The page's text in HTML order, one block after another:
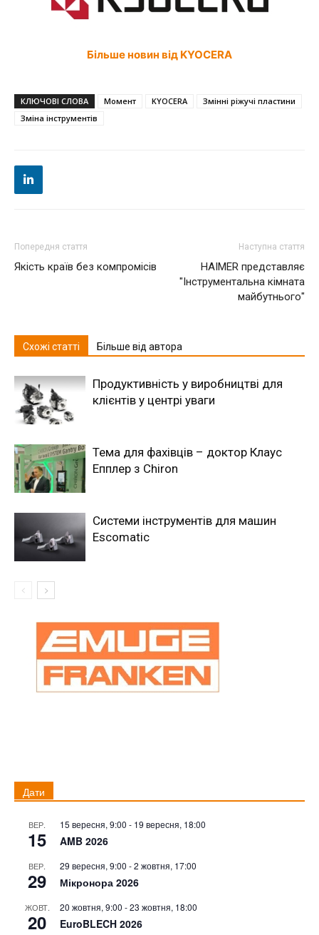
Більше новин від KYOCERA
КЛЮЧОВІ СЛОВА Момент KYOCERA
Змінні ріжучі пластини
Зміна інструментів
Попередня стаття
Якість країв без компромісів
Наступна стаття
HAIMER представляє
"Інструментальна кімната
майбутнього"
Схожі статті Більше від автора
Продуктивність у виробництві для
клієнтів у центрі уваги
Тема для фахівців – доктор Клаус
Епплер з Chiron
Системи інструментів для машин
Escomatic
Дати
ВЕР.
15
15 вересня, 9:00 - 19 вересня, 18:00
AMB 2026
ВЕР.
29
29 вересня, 9:00 -2 жовтня, 17:00
Мікронора 2026
ЖОВТ.
20
20 жовтня, 9:00 -23 жовтня, 18:00
EuroBLECH 2026